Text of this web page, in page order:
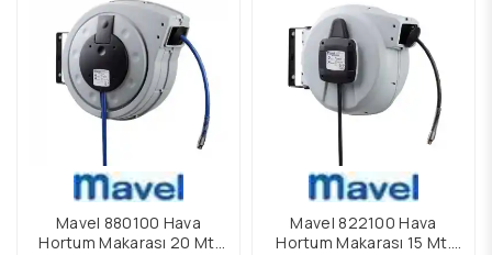
Mavel 880100 Hava
Hortum Makarası 20 Mt.
Mavel 822100 Hava
Hortum Makarası 15 Mt.